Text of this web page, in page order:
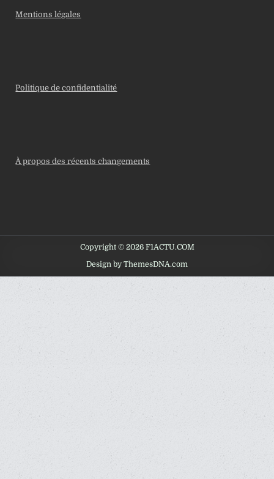
Mentions légales
Politique de confidentialité
À propos des récents changements
Copyright © 2026 F1ACTU.COM
Design by ThemesDNA.com